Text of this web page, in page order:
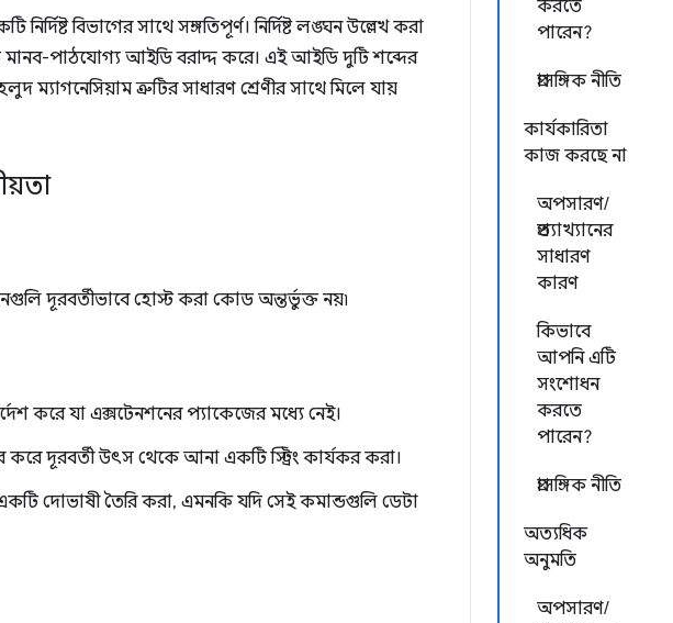
করতে
পারেন?
প্রাসঙ্গিক নীতি
কার্যকারিতা
কাজ করছে না
অপসারণ/
প্রত্যাখ্যানের
সাধারণ
কারণ
কিভাবে
আপনি এটি
সংশোধন
করতে
পারেন?
প্রাসঙ্গিক নীতি
অত্যধিক
অনুমতি
অপসারণ/
বিভাগের সাথে সঙ্গতিপূর্ণ। নির্দিষ্ট লঙ্ঘন উল্লেখ করা
পাঠযোগ্য আইডি বরাদ্দ করে। এই আইডি দুটি শব্দের
ত্রুটির সাধারণ শ্রেণীর সাথে মিলে যায়
দূরবর্তীভাবে হোস্ট করা কোড অন্তর্ভুক্ত নয়৷
করে যা এক্সটেনশনের প্যাকেজের মধ্যে নেই।
করে দূরবর্তী উৎস থেকে আনা একটি স্ট্রিং কার্যকর করা।
দোভাষী তৈরি করা, এমনকি যদি সেই কমান্ডগুলি ডেটা